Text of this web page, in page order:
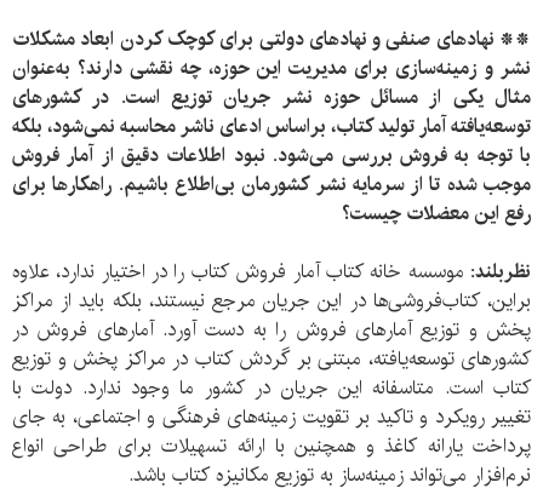
** نهاد‌های صنفی و نهاد‌های دولتی برای کوچک کردن ابعاد مشکلات
نشر و زمینه‌‌‌‌سازی برای مدیریت این حوزه، چه نقشی دارند؟ به‌عنوان
مثال یکی از مسائل حوزه نشر جریان توزیع است. در کشور‌های
توسعه‌یافته آمار تولید کتاب، براساس ادعای ناشر محاسبه نمی‌شود، بلکه
با توجه به فروش بررسی می‌شود. نبود اطلاعات دقیق از آمار فروش
موجب شده تا از سرمایه نشر کشورمان بی‌اطلاع باشیم. راهکار‌‌ها برای
رفع این معضلات چیست؟
نظر‌بلند: موسسه خانه کتاب آمار‌ فروش کتاب را در اختیار ندارد، علاوه
براین، کتاب‌فروشی‌ها در این جریان مرجع نیستند، بلکه باید از مراکز
پخش و توزیع آمار‌های فروش را به دست آورد. آمار‌های فروش در
کشور‌های توسعه‌یافته، مبتنی بر گردش کتاب در مراکز پخش و توزیع
کتاب است. متاسفانه این جریان در کشور ما وجود ندارد. دولت با
تغییر رویکرد و تاکید بر تقویت زمینه‌های فرهنگی و اجتماعی، به جای
پرداخت یارانه کاغذ و همچنین با ارائه تسهیلات برای طراحی انواع
نرم‌افزار می‌تواند زمینه‌ساز به توزیع مکانیزه کتاب باشد.